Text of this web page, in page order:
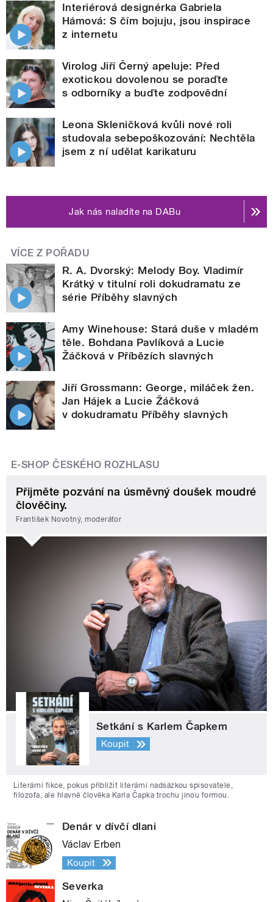
Interiérová designérka Gabriela
Hámová: S čím bojuju, jsou inspirace
z internetu
Virolog Jiří Černý apeluje: Před
exotickou dovolenou se poraďte
s odborníky a buďte zodpovědní
Leona Skleničková kvůli nové roli
studovala sebepoškozování: Nechtěla
jsem z ní udělat karikaturu
Jak nás naladíte na DABu
VÍCE Z POŘADU
R. A. Dvorský: Melody Boy. Vladimír
Krátký v titulní roli dokudramatu ze
série Příběhy slavných
Amy Winehouse: Stará duše v mladém
těle. Bohdana Pavlíková a Lucie
Žáčková v Příbězích slavných
Jiří Grossmann: George, miláček žen.
Jan Hájek a Lucie Žáčková
v dokudramatu Příběhy slavných
E-SHOP ČESKÉHO ROZHLASU
Přijměte pozvání na úsměvný doušek moudré
člověčiny.
František Novotný, moderátor
Setkání s Karlem Čapkem
Koupit
Literární fikce, pokus přiblížit literární nadsázkou spisovatele,
filozofa, ale hlavně člověka Karla Čapka trochu jinou formou.
Denár v dívčí dlani
Václav Erben
Koupit
Severka